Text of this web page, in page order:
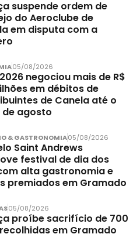
suspende ordem de
do Aeroclube de
em disputa com a
05/08/2026
negociou mais de R$
em débitos de
de Canela até o
agosto
& GASTRONOMIA05/08/2026
Saint Andrews
festival de dia dos
alta gastronomia e
premiados em Gramado
05/08/2026
proíbe sacrifício de 700
em Gramado